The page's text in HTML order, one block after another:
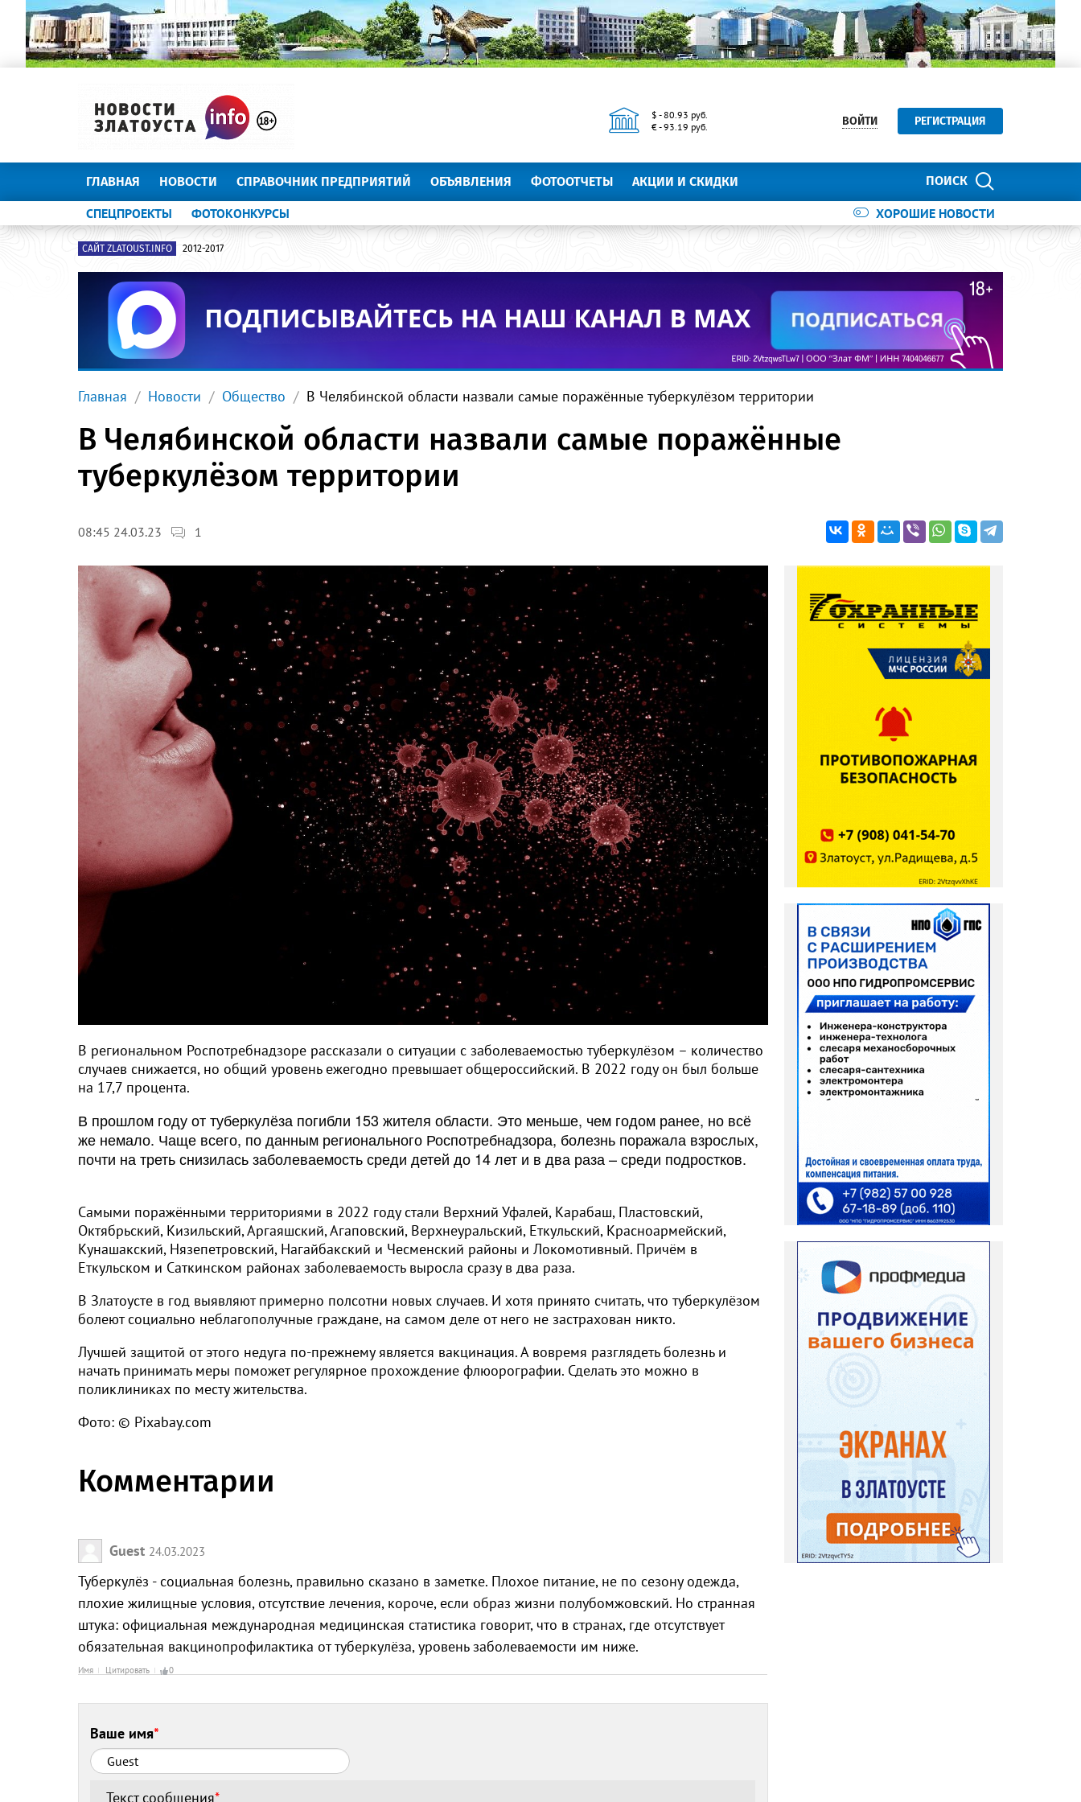
$ - 80.93 руб.
€ - 93.19 руб.
ВОЙТИ РЕГИСТРАЦИЯ
ПОИСК
ГЛАВНАЯ НОВОСТИ СПРАВОЧНИК ПРЕДПРИЯТИЙ ОБЪЯВЛЕНИЯ ФОТООТЧЕТЫ АКЦИИ И СКИДКИ
ХОРОШИЕ НОВОСТИ
СПЕЦПРОЕКТЫ ФОТОКОНКУРСЫ
САЙТ ZLATOUST.INFO 2012-2017
Главная Новости Общество В Челябинской области назвали самые поражённые туберкулёзом территории
В Челябинской области назвали самые поражённые
туберкулёзом территории
08:45 24.03.23 1
В региональном Роспотребнадзоре рассказали о ситуации с заболеваемостью туберкулёзом – количество
случаев снижается, но общий уровень ежегодно превышает общероссийский. В 2022 году он был больше
на 17,7 процента.
В прошлом году от туберкулёза погибли 153 жителя области. Это меньше, чем годом ранее, но всё
же немало. Чаще всего, по данным регионального Роспотребнадзора, болезнь поражала взрослых,
почти на треть снизилась заболеваемость среди детей до 14 лет и в два раза – среди подростков.
Самыми поражёнными территориями в 2022 году стали Верхний Уфалей, Карабаш, Пластовский,
Октябрьский, Кизильский, Аргаяшский, Агаповский, Верхнеуральский, Еткульский, Красноармейский,
Кунашакский, Нязепетровский, Нагайбакский и Чесменский районы и Локомотивный. Причём в
Еткульском и Саткинском районах заболеваемость выросла сразу в два раза.
В Златоусте в год выявляют примерно полсотни новых случаев. И хотя принято считать, что туберкулёзом
болеют социально неблагополучные граждане, на самом деле от него не застрахован никто.
Лучшей защитой от этого недуга по-прежнему является вакцинация. А вовремя разглядеть болезнь и
начать принимать меры поможет регулярное прохождение флюорографии. Сделать это можно в
поликлиниках по месту жительства.
Фото: © Pixabay.com
Комментарии
Guest 24.03.2023
Туберкулёз - социальная болезнь, правильно сказано в заметке. Плохое питание, не по сезону одежда,
плохие жилищные условия, отсутствие лечения, короче, если образ жизни полубомжовский. Но странная
штука: официальная международная медицинская статистика говорит, что в странах, где отсутствует
обязательная вакцинопрофилактика от туберкулёза, уровень заболеваемости им ниже.
Имя Цитировать 0
Ваше имя*
Текст сообщения*